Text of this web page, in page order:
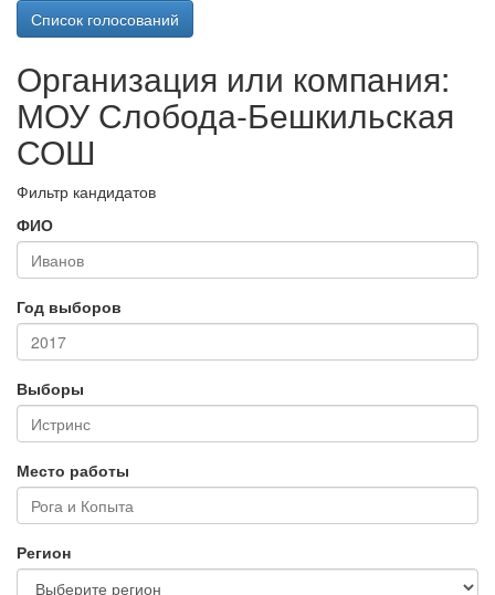
Список голосований
Организация или компания:
МОУ Слобода-Бешкильская
СОШ
Фильтр кандидатов
ФИО
Год выборов
Выборы
Место работы
Регион